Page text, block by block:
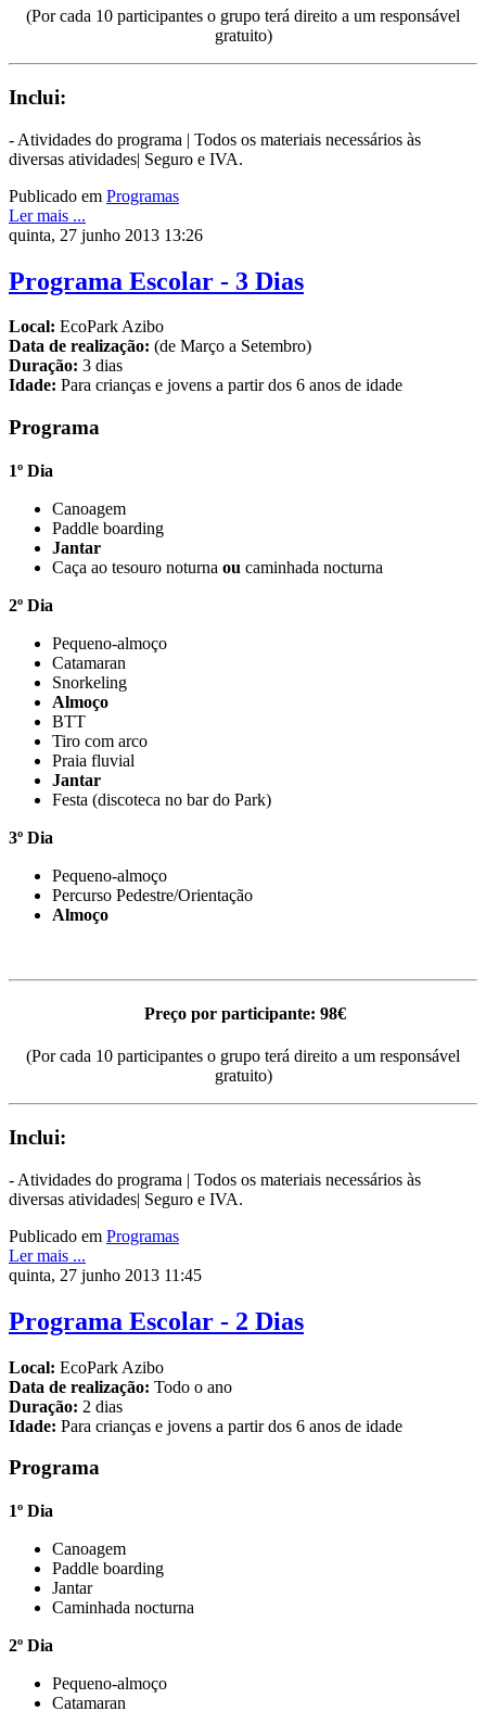
(Por cada 10 participantes o grupo terá direito a um responsável
gratuito)
Inclui:
- Atividades do programa | Todos os materiais necessários às
diversas atividades| Seguro e IVA.
Publicado em Programas
Ler mais ...
quinta, 27 junho 2013 13:26
Programa Escolar - 3 Dias
Local: EcoPark Azibo
Data de realização: (de Março a Setembro)
Duração: 3 dias
Idade: Para crianças e jovens a partir dos 6 anos de idade
Programa
1º Dia
Canoagem
Paddle boarding
Jantar
Caça ao tesouro noturna ou caminhada nocturna
2º Dia
Pequeno-almoço
Catamaran
Snorkeling
Almoço
BTT
Tiro com arco
Praia fluvial
Jantar
Festa (discoteca no bar do Park)
3º Dia
Pequeno-almoço
Percurso Pedestre/Orientação
Almoço
Preço por participante: 98€
(Por cada 10 participantes o grupo terá direito a um responsável
gratuito)
Inclui:
- Atividades do programa | Todos os materiais necessários às
diversas atividades| Seguro e IVA.
Publicado em Programas
Ler mais ...
quinta, 27 junho 2013 11:45
Programa Escolar - 2 Dias
Local: EcoPark Azibo
Data de realização: Todo o ano
Duração: 2 dias
Idade: Para crianças e jovens a partir dos 6 anos de idade
Programa
1º Dia
Canoagem
Paddle boarding
Jantar
Caminhada nocturna
2º Dia
Pequeno-almoço
Catamaran